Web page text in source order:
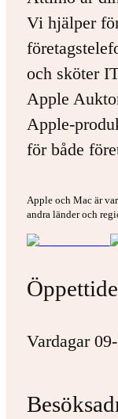
Vi hjälper
och sköter
Apple
Apple-
för både
Apple och Mac är
andra länder och
Vardagar